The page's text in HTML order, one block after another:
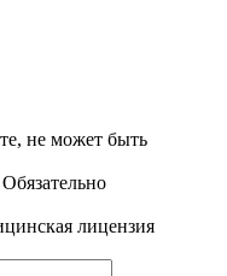
не может быть
лицензия